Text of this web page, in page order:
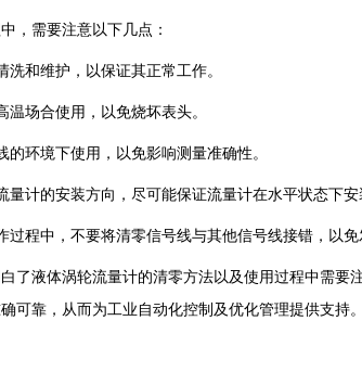
，需要注意以下几点：
和维护，以保证其正常工作。
场合使用，以免烧坏表头。
环境下使用，以免影响测量准确性。
计的安装方向，尽可能保证流量计在水平状态下安
程中，不要将清零信号线与其他信号线接错，以免
了液体涡轮流量计的清零方法以及使用过程中需要
可靠，从而为工业自动化控制及优化管理提供支持。